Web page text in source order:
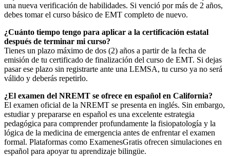
una nueva verificación de habilidades. Si venció por más de 2 años,
debes tomar el curso básico de EMT completo de nuevo.
¿Cuánto tiempo tengo para aplicar a la certificación estatal
después de terminar mi curso?
Tienes un plazo máximo de dos (2) años a partir de la fecha de
emisión de tu certificado de finalización del curso de EMT. Si dejas
pasar ese plazo sin registrarte ante una LEMSA, tu curso ya no será
válido y deberás repetirlo.
¿El examen del NREMT se ofrece en español en California?
El examen oficial de la NREMT se presenta en inglés. Sin embargo,
estudiar y prepararse en español es una excelente estrategia
pedagógica para comprender profundamente la fisiopatología y la
lógica de la medicina de emergencia antes de enfrentar el examen
formal. Plataformas como ExamenesGratis ofrecen simulaciones en
español para apoyar tu aprendizaje bilingüe.